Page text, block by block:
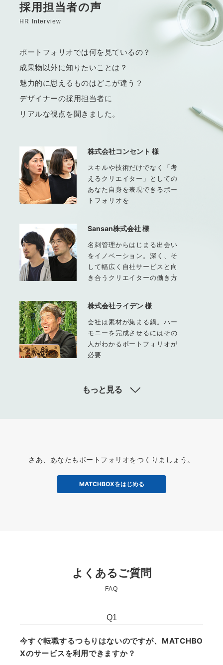
採用担当者の声
HR Interview
ポートフォリオでは何を見ているの？
成果物以外に知りたいことは？
魅力的に思えるものはどこが違う？
デザイナーの採用担当者に
リアルな視点を聞きました。
株式会社コンセント 様
スキルや技術だけでなく「考
えるクリエイター」としての
あなた自身を表現できるポー
トフォリオを
Sansan株式会社 様
名刺管理からはじまる出会い
をイノベーション。深く、そ
して幅広く自社サービスと向
き合うクリエイターの働き方
株式会社ライデン 様
会社は素材が集まる鍋。ハー
モニーを完成させるにはその
人がわかるポートフォリオが
必要
もっと見る
さあ、あなたもポートフォリオをつくりましょう。
MATCHBOXをはじめる
よくあるご質問
FAQ
Q1
今すぐ転職するつもりはないのですが、MATCHBO
Xのサービスを利用できますか？